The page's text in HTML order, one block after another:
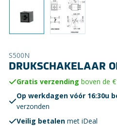
S500N
DRUKSCHAKELAAR
Gratis verzending boven de
Op werkdagen vóór 16:30u
verzonden
Veilig betalen met iDeal